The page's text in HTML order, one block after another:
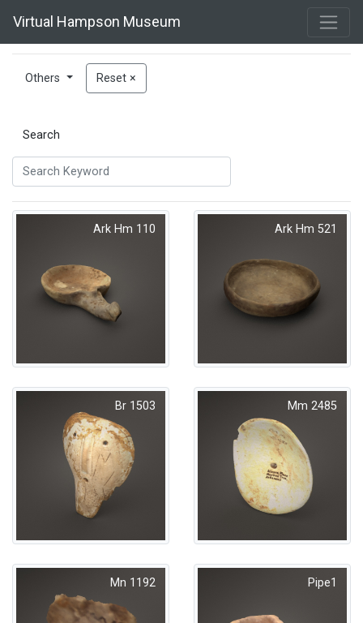
Virtual Hampson Museum
Others Reset ×
Search
Ark Hm 110 Ark Hm 521
Br 1503 Mm 2485
Mn 1192 Pipe1